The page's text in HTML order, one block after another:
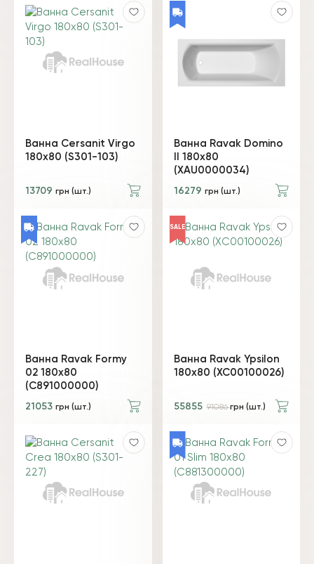
Ванна Cersanit Virgo
180x80 (S301-103)
13709 грн (шт.)
Ванна Ravak Domino
II 180х80
(XAU0000034)
16279 грн (шт.)
Ванна Ravak Formy
02 180x80
(C891000000)
21053 грн (шт.)
SALE
Ванна Ravak Ypsilon
180x80 (XC00100026)
55855 91086грн (шт.)